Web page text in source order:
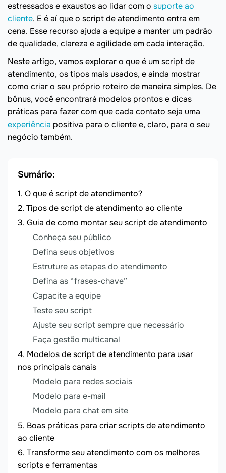
estressados e exaustos ao lidar com o suporte ao
cliente. E é aí que o script de atendimento entra em
cena. Esse recurso ajuda a equipe a manter um padrão
de qualidade, clareza e agilidade em cada interação.
Neste artigo, vamos explorar o que é um script de
atendimento, os tipos mais usados, e ainda mostrar
como criar o seu próprio roteiro de maneira simples. De
bônus, você encontrará modelos prontos e dicas
práticas para fazer com que cada contato seja uma
experiência positiva para o cliente e, claro, para o seu
negócio também.
Sumário:
O que é script de atendimento?
Tipos de script de atendimento ao cliente
Guia de como montar seu script de atendimento
Conheça seu público
Defina seus objetivos
Estruture as etapas do atendimento
Defina as “frases-chave”
Capacite a equipe
Teste seu script
Ajuste seu script sempre que necessário
Faça gestão multicanal
Modelos de script de atendimento para usar
nos principais canais
Modelo para redes sociais
Modelo para e-mail
Modelo para chat em site
Boas práticas para criar scripts de atendimento
ao cliente
Transforme seu atendimento com os melhores
scripts e ferramentas